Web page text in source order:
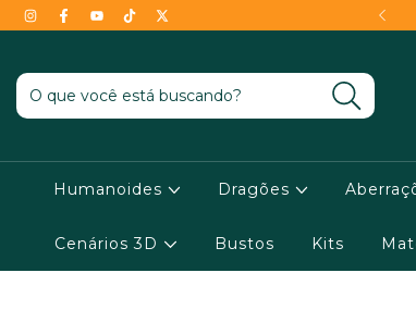
as condições !
Humanoides Dragões
Cenários 3D Bustos Kits